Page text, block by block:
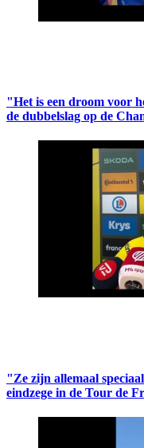
"Het is een droom voor
de dubbelslag op de
"Ze zijn allemaal
eindzege in de Tour de